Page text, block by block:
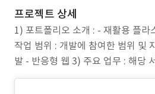
프로젝트 상세
1) 포트폴리오 소개 : - 재활용 플라
작업 범위 : 개발에 참여한 범위 및
발 - 반응형 웹 3) 주요 업무 : 해당
요 페이지 - 메인 페이지, 구매하기